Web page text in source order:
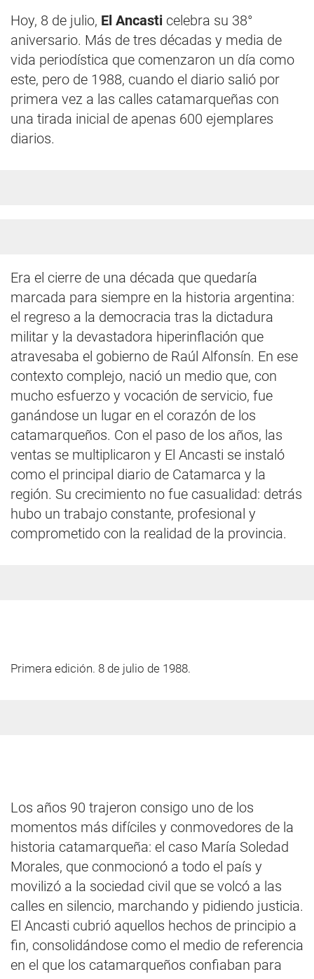
Hoy, 8 de julio, El Ancasti celebra su 38°
aniversario. Más de tres décadas y media de
vida periodística que comenzaron un día como
este, pero de 1988, cuando el diario salió por
primera vez a las calles catamarqueñas con
una tirada inicial de apenas 600 ejemplares
diarios.
Era el cierre de una década que quedaría
marcada para siempre en la historia argentina:
el regreso a la democracia tras la dictadura
militar y la devastadora hiperinflación que
atravesaba el gobierno de Raúl Alfonsín. En ese
contexto complejo, nació un medio que, con
mucho esfuerzo y vocación de servicio, fue
ganándose un lugar en el corazón de los
catamarqueños. Con el paso de los años, las
ventas se multiplicaron y El Ancasti se instaló
como el principal diario de Catamarca y la
región. Su crecimiento no fue casualidad: detrás
hubo un trabajo constante, profesional y
comprometido con la realidad de la provincia.
Primera edición. 8 de julio de 1988.
Los años 90 trajeron consigo uno de los
momentos más difíciles y conmovedores de la
historia catamarqueña: el caso María Soledad
Morales, que conmocionó a todo el país y
movilizó a la sociedad civil que se volcó a las
calles en silencio, marchando y pidiendo justicia.
El Ancasti cubrió aquellos hechos de principio a
fin, consolidándose como el medio de referencia
en el que los catamarqueños confiaban para